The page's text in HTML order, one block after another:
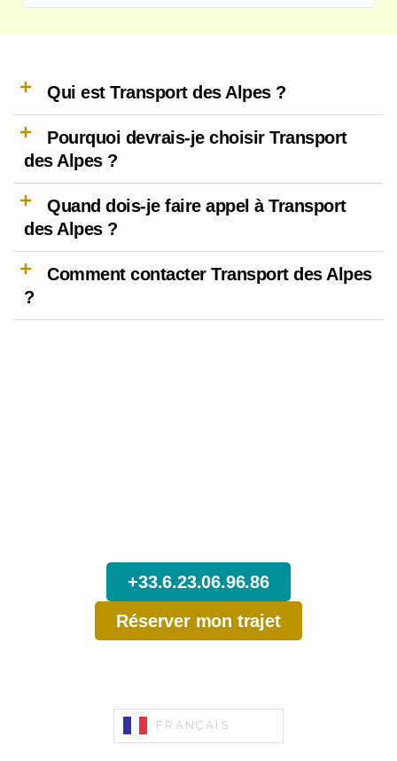
Qui est Transport des Alpes ?
Pourquoi devrais-je choisir Transport
des Alpes ?
Quand dois-je faire appel à Transport
des Alpes ?
Comment contacter Transport des Alpes
?
+33.6.23.06.96.86
Réserver mon trajet
FRANÇAIS